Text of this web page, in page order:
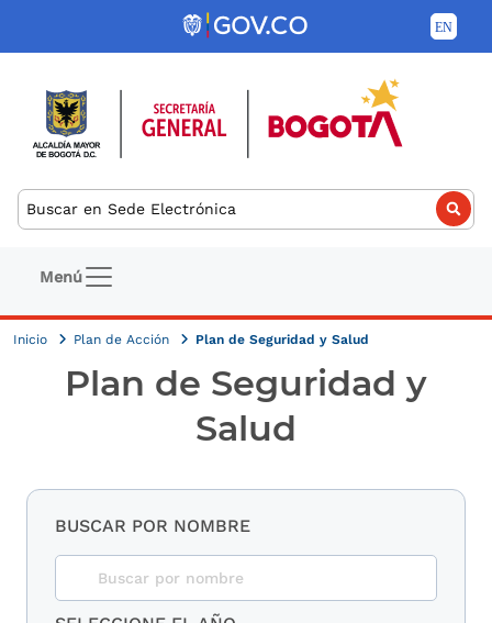
Pasar al contenido principal
Buscar
Navegación principal
Menú
Inicio Plan de Acción Plan de Seguridad y Salud
Plan de Seguridad y
Salud
BUSCAR POR NOMBRE